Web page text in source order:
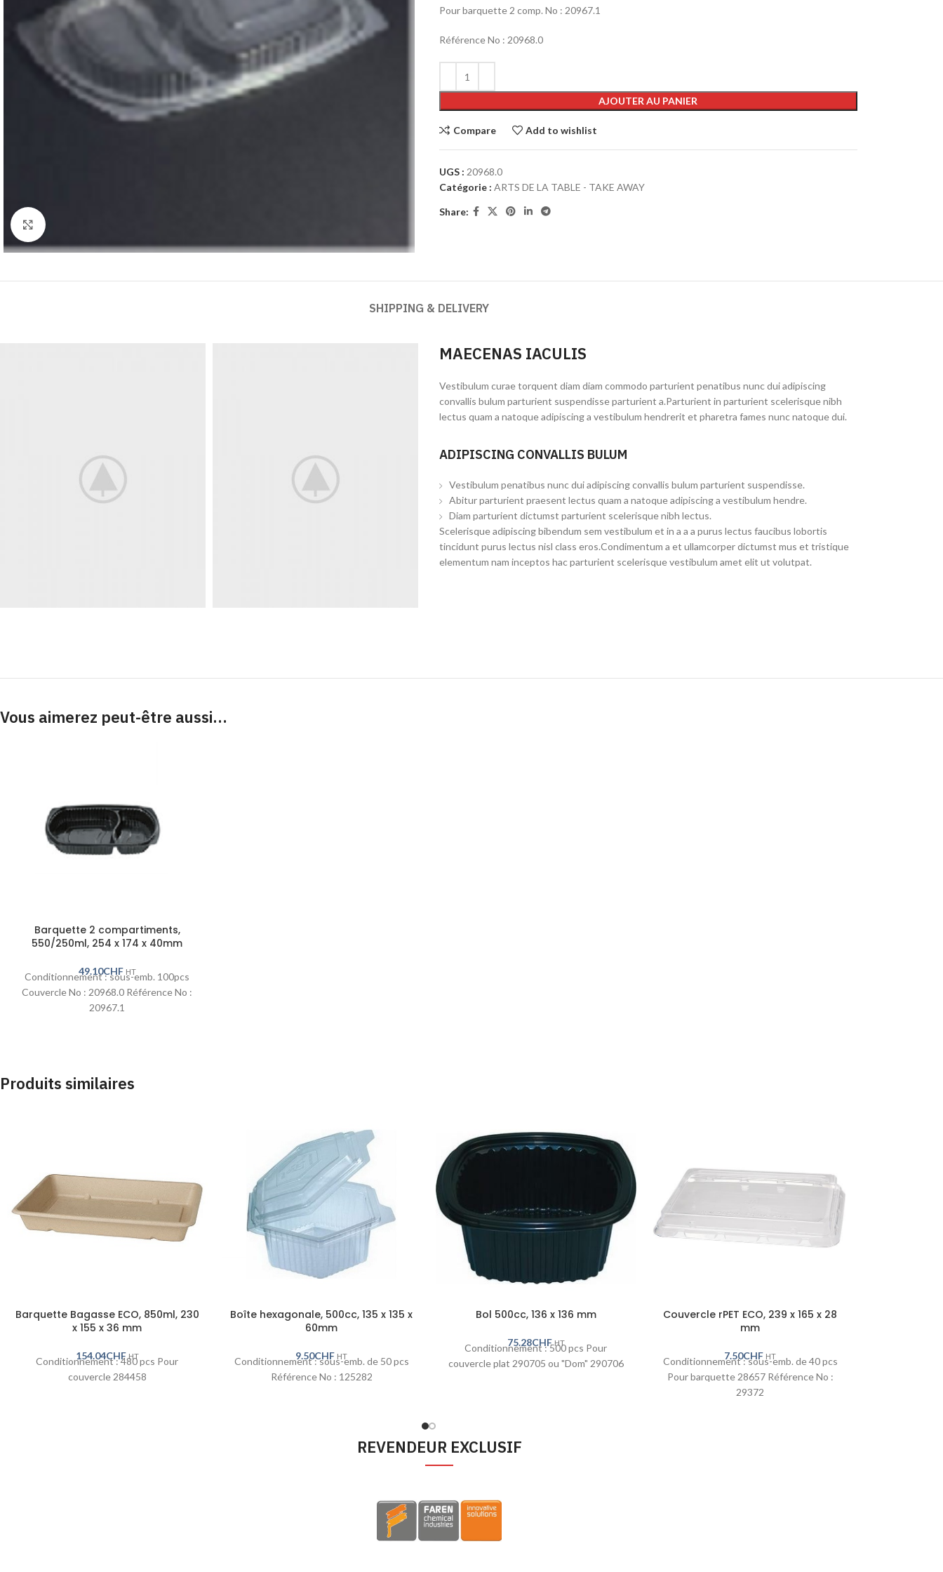
Pour barquette 2 comp. No : 20967.1
Référence No : 20968.0
AJOUTER AU PANIER
Compare Add to wishlist
UGS : 20968.0
Catégorie : ARTS DE LA TABLE - TAKE AWAY
Share:
SHIPPING & DELIVERY
MAECENAS IACULIS
Vestibulum curae torquent diam diam commodo parturient penatibus nunc dui adipiscing
convallis bulum parturient suspendisse parturient a.Parturient in parturient scelerisque nibh
lectus quam a natoque adipiscing a vestibulum hendrerit et pharetra fames nunc natoque dui.
ADIPISCING CONVALLIS BULUM
Vestibulum penatibus nunc dui adipiscing convallis bulum parturient suspendisse.
Abitur parturient praesent lectus quam a natoque adipiscing a vestibulum hendre.
Diam parturient dictumst parturient scelerisque nibh lectus.
Scelerisque adipiscing bibendum sem vestibulum et in a a a purus lectus faucibus lobortis
tincidunt purus lectus nisl class eros.Condimentum a et ullamcorper dictumst mus et tristique
elementum nam inceptos hac parturient scelerisque vestibulum amet elit ut volutpat.
Vous aimerez peut-être aussi…
Barquette 2 compartiments,
550/250ml, 254 x 174 x 40mm
49.10CHF HT
Conditionnement : sous-emb. 100pcs
Couvercle No : 20968.0 Référence No :
20967.1
Produits similaires
Barquette Bagasse ECO, 850ml, 230
x 155 x 36 mm
154.04CHF HT
Conditionnement : 480 pcs Pour
couvercle 284458
Boîte hexagonale, 500cc, 135 x 135 x
60mm
9.50CHF HT
Conditionnement : sous-emb. de 50 pcs
Référence No : 125282
Bol 500cc, 136 x 136 mm
75.28CHF HT
Conditionnement : 500 pcs Pour
couvercle plat 290705 ou "Dom" 290706
Couvercle rPET ECO, 239 x 165 x 28
mm
7.50CHF HT
Conditionnement : sous-emb. de 40 pcs
Pour barquette 28657 Référence No :
29372
REVENDEUR EXCLUSIF